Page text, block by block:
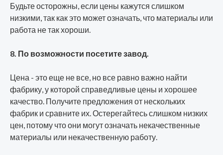
Будьте осторожны, если цены кажутся слишком
низкими, так как это может означать, что материалы или
работа не так хороши.
8. По возможности посетите завод.
Цена - это еще не все, но все равно важно найти
фабрику, у которой справедливые цены и хорошее
качество. Получите предложения от нескольких
фабрик и сравните их. Остерегайтесь слишком низких
цен, потому что они могут означать некачественные
материалы или некачественную работу.